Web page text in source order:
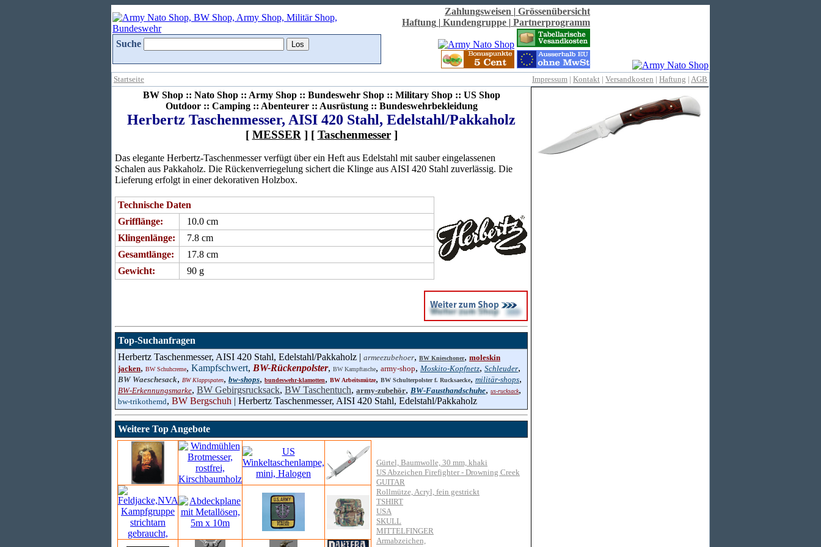
Suche
Zahlungsweisen | Grössenübersicht
Haftung | Kundengruppe | Partnerprogramm
Startseite Impressum | Kontakt | Versandkosten | Haftung | AGB
BW Shop :: Nato Shop :: Army Shop :: Bundeswehr Shop :: Military Shop :: US Shop
Outdoor :: Camping :: Abenteurer :: Ausrüstung :: Bundeswehrbekleidung
Herbertz Taschenmesser, AISI 420 Stahl, Edelstahl/Pakkaholz
[ MESSER ] [ Taschenmesser]
Das elegante Herbertz-Taschenmesser verfügt über ein Heft aus Edelstahl mit sauber eingelassenen
Schalen aus Pakkaholz. Die Rückenverriegelung sichert die Klinge aus AISI 420 Stahl zuverlässig. Die
Lieferung erfolgt in einer dekorativen Holzbox.
Technische Daten
Grifflänge:
10.0 cm
Klingenlänge:
7.8 cm
Gesamtlänge:
17.8 cm
Gewicht:
90 g
Top-Suchanfragen
Herbertz Taschenmesser, AISI 420 Stahl, Edelstahl/Pakkaholz | armeezubehoer, BW Knieschoner, moleskin
jacken, BW Schuhcreme, Kampfschwert, BW-Rückenpolster, BW Kampftasche, army-shop, Moskito-Kopfnetz, Schleuder,
BW Waeschesack, BW Klappspaten, bw-shops, bundeswehr-klamotten, BW Arbeitsmütze, BW Schulterpolster f. Rucksaecke, militär-shops,
BW-Erkennungsmarke, BW Gebirgsrucksack, BW Taschentuch, army-zubehör, BW-Fausthandschuhe, us-rucksack,
bw-trikothemd, BW Bergschuh | Herbertz Taschenmesser, AISI 420 Stahl, Edelstahl/Pakkaholz
Weitere Top Angebote
Gürtel, Baumwolle, 30 mm, khaki
US Abzeichen Firefighter - Drowning Creek
GUITAR
Rollmütze, Acryl, fein gestrickt
TSHIRT
USA
SKULL
MITTELFINGER
Armabzeichen,